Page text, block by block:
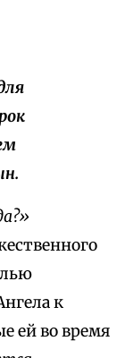
к
ей во время